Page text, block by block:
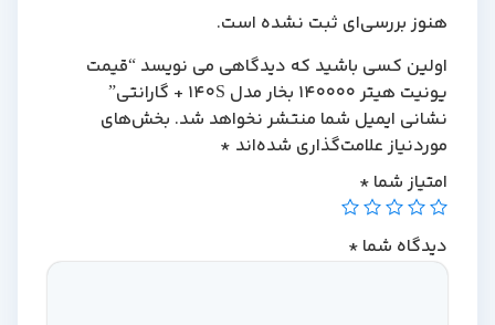
هنوز بررسی‌ای ثبت نشده است.
اولین کسی باشید که دیدگاهی می نویسد “قیمت
یونیت هیتر 140000 بخار مدل 140S + گارانتی”
نشانی ایمیل شما منتشر نخواهد شد. بخش‌های
موردنیاز علامت‌گذاری شده‌اند*
امتیاز شما*
دیدگاه شما *